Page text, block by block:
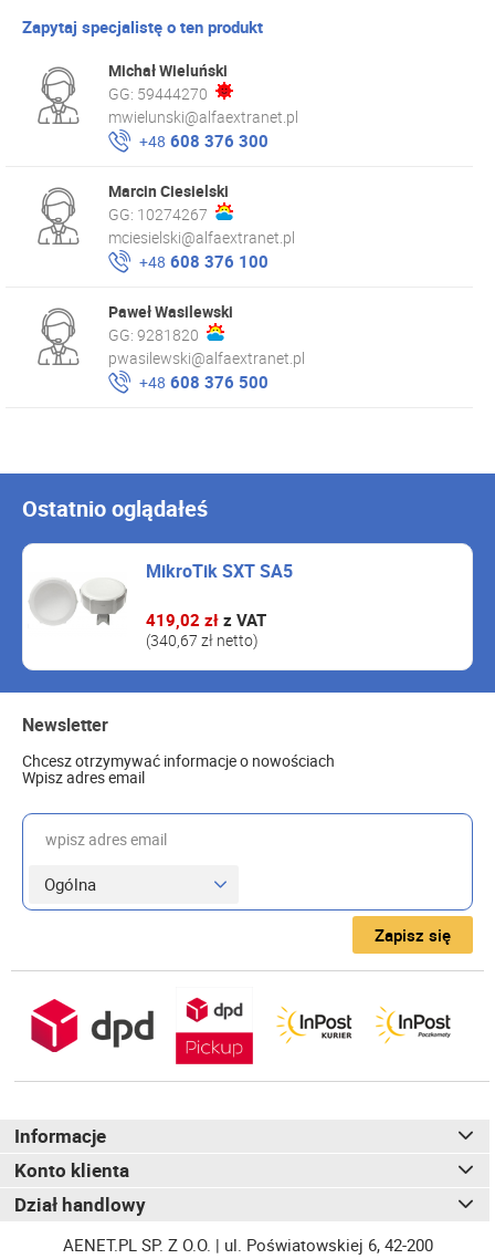
Zapytaj specjalistę o ten produkt
Michał Wieluński
GG: 59444270
mwielunski@alfaextranet.pl
+48 608 376 300
Marcin Ciesielski
GG: 10274267
mciesielski@alfaextranet.pl
+48 608 376 100
Paweł Wasilewski
GG: 9281820
pwasilewski@alfaextranet.pl
+48 608 376 500
Ostatnio oglądałeś
MikroTik SXT SA5
419,02 zł z VAT
(340,67 zł netto)
Newsletter
Chcesz otrzymywać informacje o nowościach
Wpisz adres email
wpisz adres email
Zapisz się
Informacje
Konto klienta
Dział handlowy
AENET.PL SP. Z O.O. | ul. Poświatowskiej 6, 42-200